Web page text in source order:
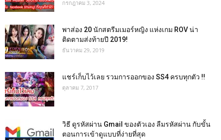
กรกฎาคม 3, 2024
พาส่อง 20 นักสตรีมเมอร์หญิง แห่งเกม ROV น่า
ติดตามส่งท้ายปี 2019!
ธันวาคม 29, 2019
แชร์เก็บไว้เลย รวมการออกของ SS4 ครบทุกตัว !!
ตุลาคม 7, 2017
วิธี ดูรหัสผ่าน Gmail ของตัวเอง ลืมรหัสผ่าน กับขั้น
ตอนการเข้าดูแบบที่ง่ายที่สุด